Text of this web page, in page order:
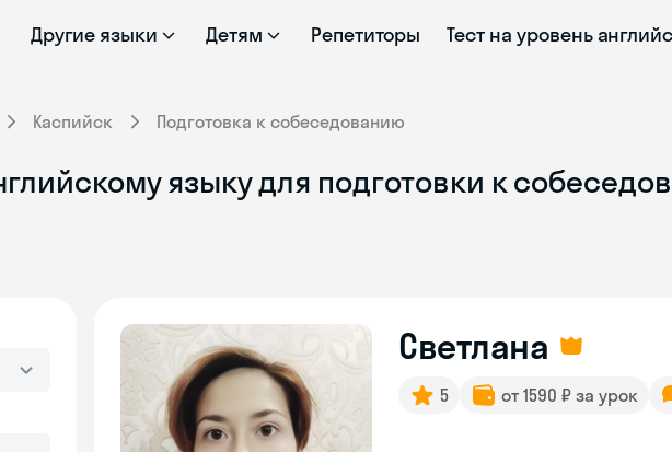
Другие языки Детям Репетиторы Тест на уровень
Каспийск Подготовка к собеседованию
языку для подготовки к
Светлана
5 от 1590 ₽ за урок